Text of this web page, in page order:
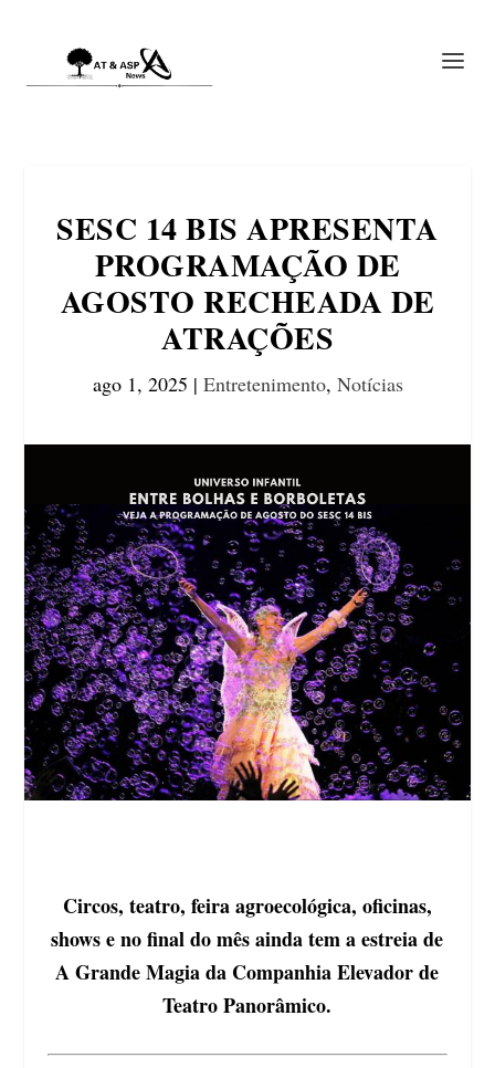
SESC 14 BIS APRESENTA
PROGRAMAÇÃO DE
AGOSTO RECHEADA DE
ATRAÇÕES
ago 1, 2025 | Entretenimento, Notícias
Circos, teatro, feira agroecológica, oficinas,
shows e no final do mês ainda tem a estreia de
A Grande Magia da Companhia Elevador de
Teatro Panorâmico.